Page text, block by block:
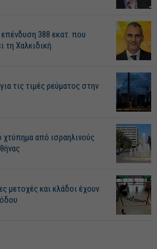
388 εκατ. που
τη Χαλκιδική
τις τιμές ρεύματος στην
χτύπημα από ισραηλινούς
μετοχές και κλάδοι έχουν